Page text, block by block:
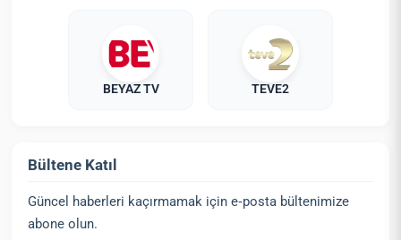
BEYAZ TV TEVE2
Bültene Katıl
Güncel haberleri kaçırmamak için e‑posta bültenimize
abone olun.